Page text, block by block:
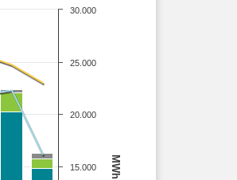
MWh
15.000
20.000
25.000
30.000